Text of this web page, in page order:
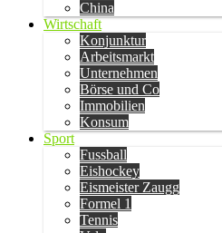
China
Wirtschaft
Konjunktur
Arbeitsmarkt
Unternehmen
Börse und Co
Immobilien
Konsum
Sport
Fussball
Eishockey
Eismeister Zaugg
Formel 1
Tennis